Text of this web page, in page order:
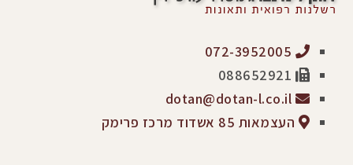
העצמאות 85 אשדוד מרכז פרימק